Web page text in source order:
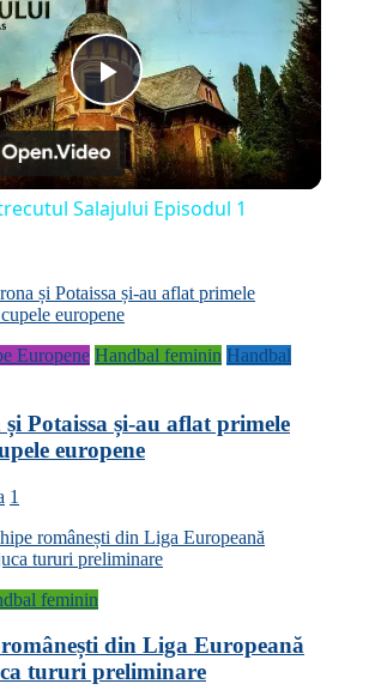
Play
Video
Salajului Episodul 1
Europene Handbal feminin Handbal
Potaissa și-au aflat primele
europene
1
feminin
românești din Liga Europeană
tururi preliminare